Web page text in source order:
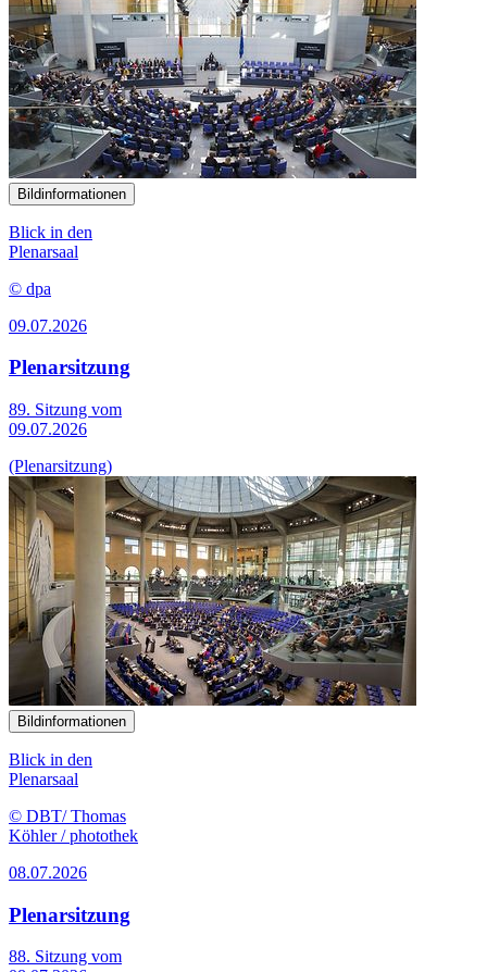
Bildinformationen
Blick in den
Plenarsaal
© dpa
09.07.2026
Plenarsitzung
89. Sitzung vom
09.07.2026
(Plenarsitzung)
Bildinformationen
Blick in den
Plenarsaal
© DBT/ Thomas
Köhler / photothek
08.07.2026
Plenarsitzung
88. Sitzung vom